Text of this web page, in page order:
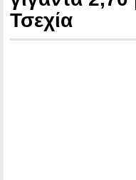
Τσεχία